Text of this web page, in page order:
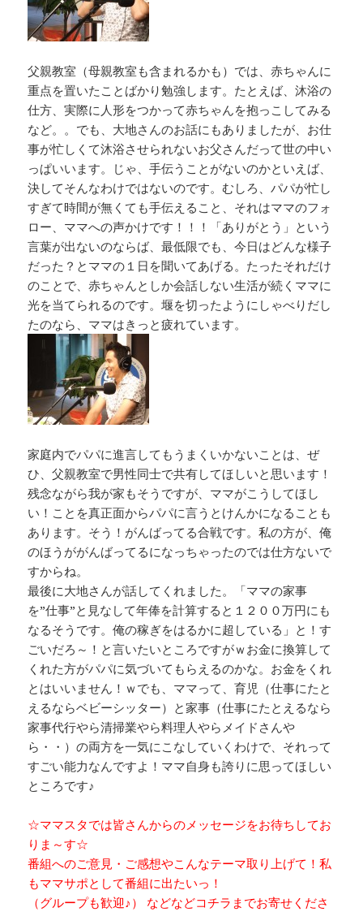
父親教室（母親教室も含まれるかも）では、赤ちゃんに
重点を置いたことばかり勉強します。たとえば、沐浴の
仕方、実際に人形をつかって赤ちゃんを抱っこしてみる
など。。でも、大地さんのお話にもありましたが、お仕
事が忙しくて沐浴させられないお父さんだって世の中い
っぱいいます。じゃ、手伝うことがないのかといえば、
決してそんなわけではないのです。むしろ、パパが忙し
すぎて時間が無くても手伝えること、それはママのフォ
ロー、ママへの声かけです！！！「ありがとう」という
言葉が出ないのならば、最低限でも、今日はどんな様子
だった？とママの１日を聞いてあげる。たったそれだけ
のことで、赤ちゃんとしか会話しない生活が続くママに
光を当てられるのです。堰を切ったようにしゃべりだし
たのなら、ママはきっと疲れています。
家庭内でパパに進言してもうまくいかないことは、ぜ
ひ、父親教室で男性同士で共有してほしいと思います！
残念ながら我が家もそうですが、ママがこうしてほし
い！ことを真正面からパパに言うとけんかになることも
あります。そう！がんばってる合戦です。私の方が、俺
のほうががんばってるになっちゃったのでは仕方ないで
すからね。
最後に大地さんが話してくれました。「ママの家事
を”仕事”と見なして年俸を計算すると１２００万円にも
なるそうです。俺の稼ぎをはるかに超している」と！す
ごいだろ～！と言いたいところですがｗお金に換算して
くれた方がパパに気づいてもらえるのかな。お金をくれ
とはいいません！ｗでも、ママって、育児（仕事にたと
えるならベビーシッター）と家事（仕事にたとえるなら
家事代行やら清掃業やら料理人やらメイドさんや
ら・・）の両方を一気にこなしていくわけで、それって
すごい能力なんですよ！ママ自身も誇りに思ってほしい
ところです♪
☆ママスタでは皆さんからのメッセージをお待ちしてお
りま～す☆
番組へのご意見・ご感想やこんなテーマ取り上げて！私
もママサポとして番組に出たいっ！
（グループも歓迎♪） などなどコチラまでお寄せくださ